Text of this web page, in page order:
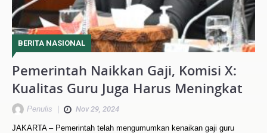
BERITA NASIONAL
Pemerintah Naikkan Gaji, Komisi X:
Kualitas Guru Juga Harus Meningkat
Penulis Nov 29, 2024
JAKARTA – Pemerintah telah mengumumkan kenaikan gaji guru